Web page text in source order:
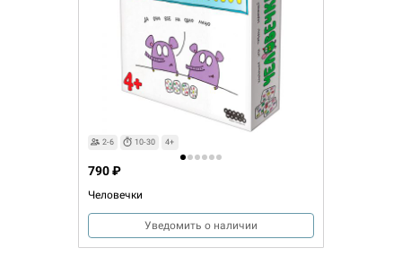
2-6 10-30 4+
Человечки
790 ₽
Уведомить о наличии